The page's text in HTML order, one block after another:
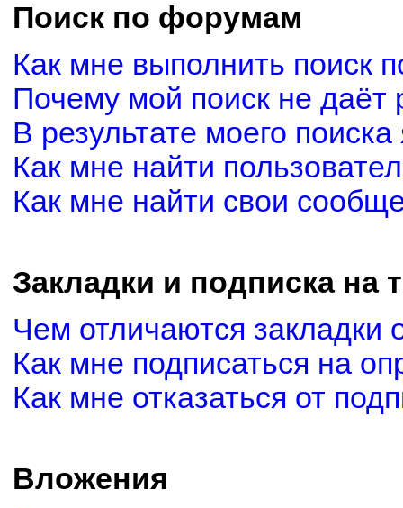
Поиск по форумам
Как мне выполнить поиск
Почему мой поиск не даёт
В результате моего
Как мне найти
Как мне найти свои
Закладки и подписка на
Чем отличаются закладки
Как мне подписаться на
Как мне отказаться от
Вложения